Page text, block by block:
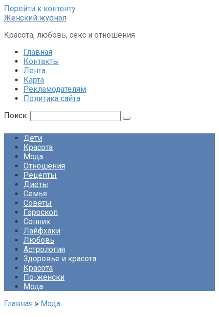
Перейти к контенту
Женский журнал
Красота, любовь, секс и отношения
Главная
Контакты
Лента
Карта
Рекламодателям
Политика сайта
Поиск:
Дети
Красота
Мода
Отношения
Рецепты
Диеты
Семья
Советы
Гороскоп
Сонник
Лайфхаки
Любовь
Астрология
Здоровье и красота
Красота
По-женски
Мода
Главная » Мода